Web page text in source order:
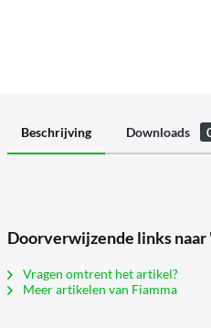
Beschrijving Downloads
Doorverwijzende links
Vragen omtrent het artikel?
Meer artikelen van Fiamma